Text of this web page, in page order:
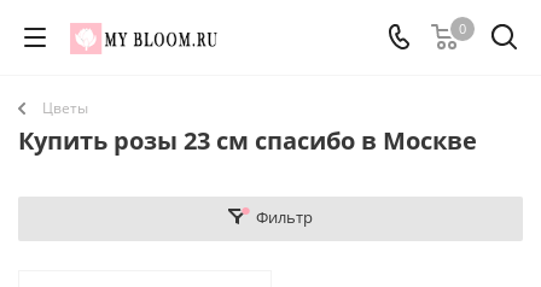
0
Цветы
Купить розы 23 см спасибо в Москве
Фильтр